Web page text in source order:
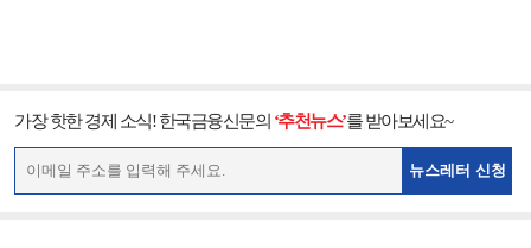
가장 핫한 경제 소식! 한국금융신문의 ‘추천뉴스’를 받아보세요~
뉴스레터 신청